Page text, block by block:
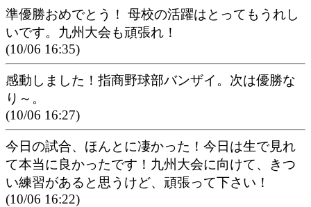
準優勝おめでとう！ 母校の活躍はとってもうれし
いです。九州大会も頑張れ！
(10/06 16:35)
感動しました！指商野球部バンザイ。次は優勝な
り～。
(10/06 16:27)
今日の試合、ほんとに凄かった！今日は生で見れ
て本当に良かったです！九州大会に向けて、きつ
い練習があると思うけど、頑張って下さい！
(10/06 16:22)